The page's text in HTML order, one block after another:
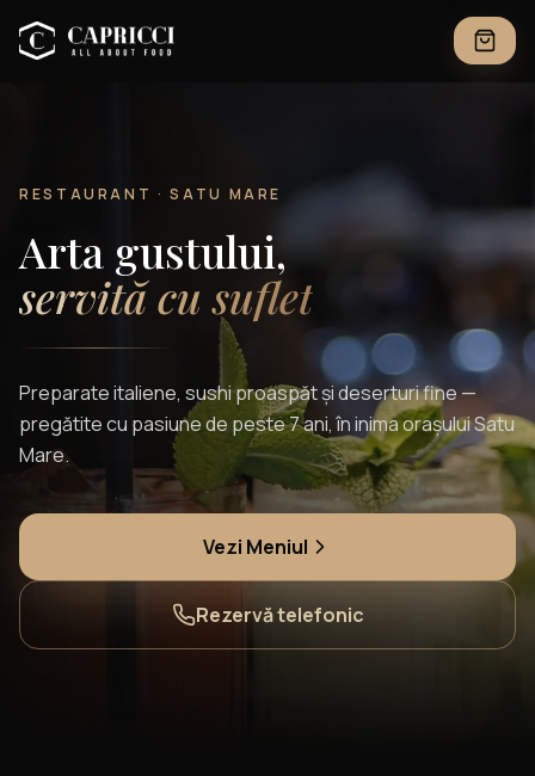
RESTAURANT · SATU MARE
Arta gustului,
servită cu suflet
Preparate italiene, sushi proaspăt și deserturi fine —
pregătite cu pasiune de peste 7 ani, în inima orașului Satu
Mare.
Vezi Meniul
Rezervă telefonic